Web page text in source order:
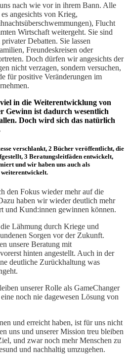
nach wie vor in ihrem Bann. Alle
angesichts von Krieg,
Flucht
Wirtschaft weitergeht. Sie sind
Debatten. Sie lassen
Freundeskreisen oder
Doch dürfen wir angesichts der
nicht verzagen, sondern versuchen,
für positive Veränderungen im
in die Weiterentwicklung von
Gewinn ist dadurch wesentlich
Doch wird sich das natürlich
verschlankt, 2 Bücher veröffentlicht, die
3 Beratungsleitfäden entwickelt,
und wir haben uns auch als
den Fokus wieder mehr auf die
haben wir wieder deutlich mehr
und Kund:innen gewinnen können.
Lähmung durch Kriege und
Sorgen vor der Zukunft.
unsere Beratung mit
hinten angestellt. Auch in der
deutliche Zurückhaltung was
unserer Rolle als GameChanger
noch nie dagewesen Lösung von
und erreicht haben, ist für uns nicht
uns und unserer Mission treu bleiben
und zwar noch mehr Menschen zu
und nachhaltig umzugehen.